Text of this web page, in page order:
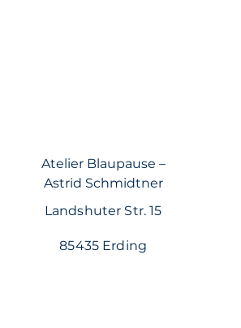
Atelier Blaupause –
Astrid Schmidtner
Landshuter Str. 15
85435 Erding